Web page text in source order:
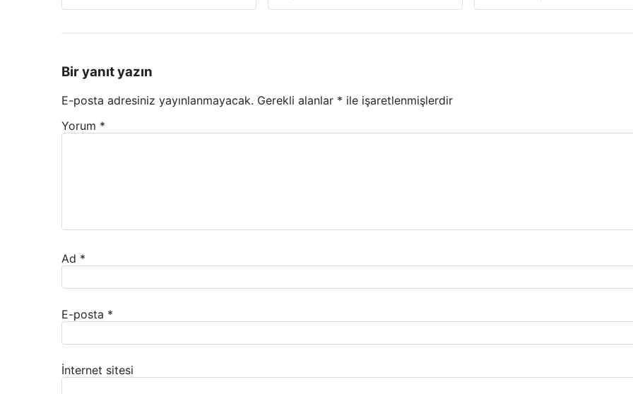
Bir yanıt yazın
E-posta adresiniz yayınlanmayacak. Gerekli alanlar * ile işaretlenmişlerdir
Yorum *
Ad *
E-posta *
İnternet sitesi